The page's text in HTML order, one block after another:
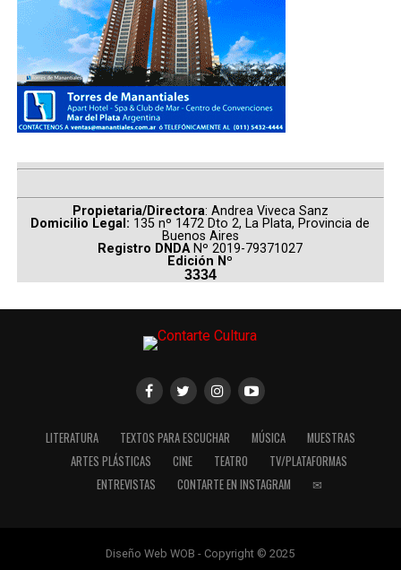
Propietaria/Directora: Andrea Viveca Sanz
Domicilio Legal: 135 nº 1472 Dto 2, La Plata, Provincia de
Buenos Aires
Registro DNDA Nº 2019-79371027
Edición Nº
3334
LITERATURA TEXTOS PARA ESCUCHAR MÚSICA
MUESTRAS
ARTES PLÁSTICAS
CINE TEATRO
TV/PLATAFORMAS
ENTREVISTAS
CONTARTE EN INSTAGRAM ✉
Diseño Web WOB - Copyright © 2025